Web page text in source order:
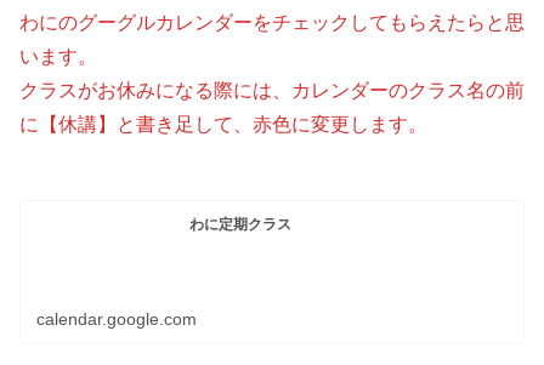
わにのグーグルカレンダーをチェックしてもらえたらと思
います。
クラスがお休みになる際には、カレンダーのクラス名の前
に【休講】と書き足して、赤色に変更します。
わに定期クラス
calendar.google.com